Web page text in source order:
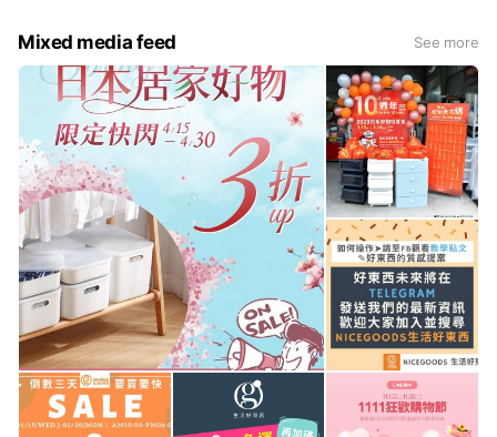
Mixed media feed See more